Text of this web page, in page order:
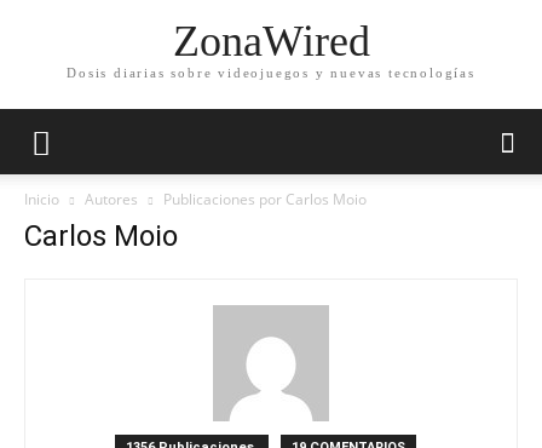
ZonaWired
Dosis diarias sobre videojuegos y nuevas tecnologías
Inicio Autores Publicaciones por Carlos Moio
Carlos Moio